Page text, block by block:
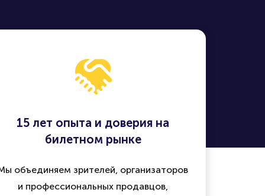
15 лет опыта и доверия на
билетном рынке
объединяем зрителей, организаторов
и профессиональных продавцов,